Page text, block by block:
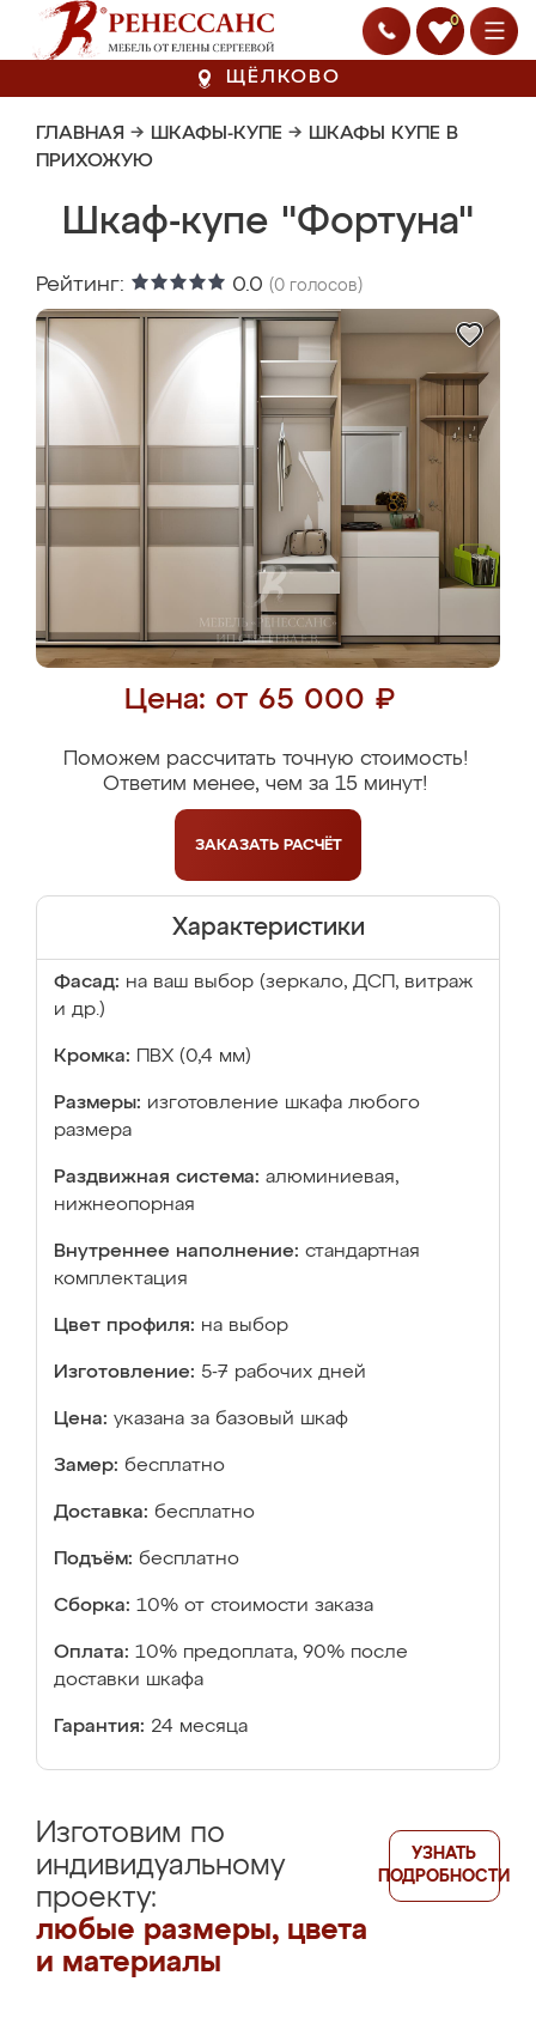
0
ЩЁЛКОВО
ГЛАВНАЯ → ШКАФЫ-КУПЕ → ШКАФЫ КУПЕ В
ПРИХОЖУЮ
Шкаф-купе "Фортуна"
Рейтинг: 0.0 (0 голосов)
Цена: от 65 000 ₽
Поможем рассчитать точную стоимость!
Ответим менее, чем за 15 минут!
ЗАКАЗАТЬ РАСЧЁТ
Характеристики
Фасад: на ваш выбор (зеркало, ДСП, витраж
и др.)
Кромка: ПВХ (0,4 мм)
Размеры: изготовление шкафа любого
размера
Раздвижная система: алюминиевая,
нижнеопорная
Внутреннее наполнение: стандартная
комплектация
Цвет профиля: на выбор
Изготовление: 5-7 рабочих дней
Цена: указана за базовый шкаф
Замер: бесплатно
Доставка: бесплатно
Подъём: бесплатно
Сборка: 10% от стоимости заказа
Оплата: 10% предоплата, 90% после
доставки шкафа
Гарантия: 24 месяца
Изготовим по
индивидуальному
проекту:
любые размеры, цвета
и материалы
УЗНАТЬ
ПОДРОБНОСТИ